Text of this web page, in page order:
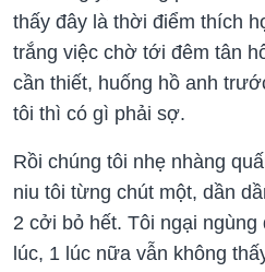
thấy đây là thời điểm thích
trắng việc chờ tới đêm tân
cần thiết, huống hồ anh
tôi thì có gì phải sợ.
Rồi chúng tôi nhẹ nhàng
niu tôi từng chút một, dần
2 cởi bỏ hết. Tôi ngại
lúc, 1 lúc nữa vẫn không